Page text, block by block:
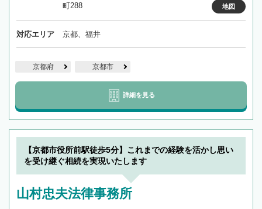
町288
地図
対応エリア 京都、福井
京都府 京都市
詳細を見る
【京都市役所前駅徒歩5分】これまでの経験を活かし思い
を受け継ぐ相続を実現いたします
山村忠夫法律事務所